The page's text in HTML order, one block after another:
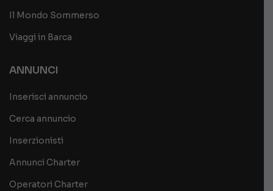
Il Mondo Sommerso
Viaggi in Barca
ANNUNCI
Inserisci annuncio
Cerca annuncio
Inserzionisti
Annunci Charter
Operatori Charter